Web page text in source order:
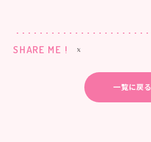
SHARE ME !
一覧に戻る